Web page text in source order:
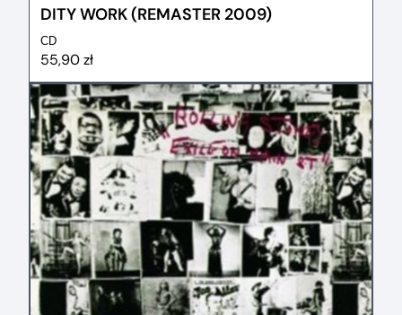
DITY WORK (REMASTER 2009)
CD
55,90 zł